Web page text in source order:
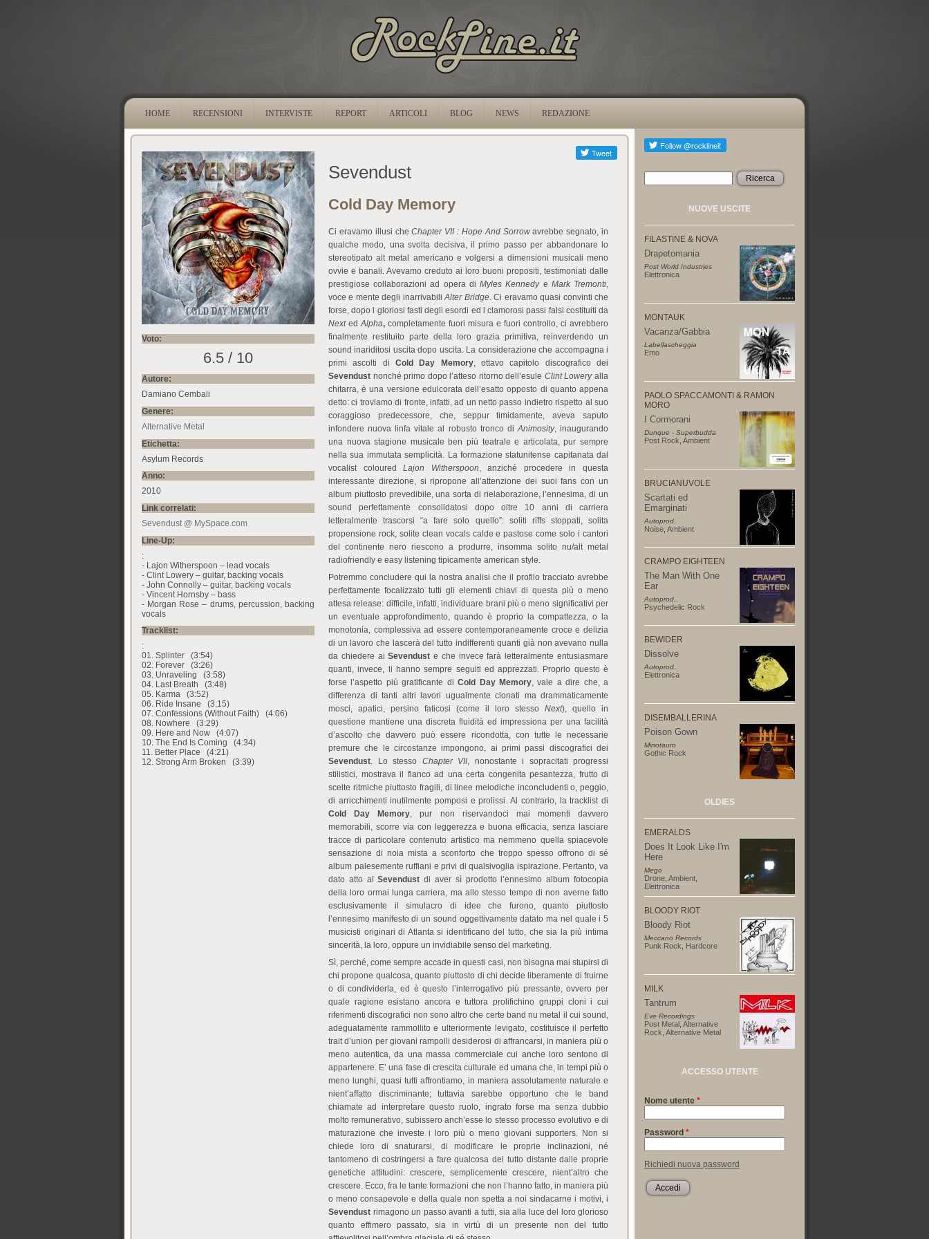
HOME RECENSIONI INTERVISTE REPORT ARTICOLI BLOG NEWS REDAZIONE
Voto:
6.5 / 10
Autore:
Damiano Cembali
Genere:
Alternative Metal
Etichetta:
Asylum Records
Anno:
2010
Link correlati:
Sevendust @ MySpace.com
Line-Up:
:
- Lajon Witherspoon – lead vocals
- Clint Lowery – guitar, backing vocals
- John Connolly – guitar, backing vocals
- Vincent Hornsby – bass
- Morgan Rose – drums, percussion, backing
vocals
Tracklist:
:
01. Splinter (3:54)
02. Forever (3:26)
03. Unraveling (3:58)
04. Last Breath (3:48)
05. Karma (3:52)
06. Ride Insane (3:15)
07. Confessions (Without Faith) (4:06)
08. Nowhere (3:29)
09. Here and Now (4:07)
10. The End Is Coming (4:34)
11. Better Place (4:21)
12. Strong Arm Broken (3:39)
Sevendust
Cold Day Memory
Ci eravamo illusi cheChapter VII : Hope And Sorrowavrebbe segnato, in
qualche modo, una svolta decisiva, il primo passo per abbandonare lo
stereotipato alt metal americano e volgersi a dimensioni musicali meno
ovvie e banali. Avevamo creduto ai loro buoni propositi, testimoniati dalle
prestigiose collaborazioni ad opera diMyles Kennedye Mark Tremonti,
voce e mente degli inarrivabiliAlter Bridge. Ci eravamo quasi convinti che
forse, dopo i gloriosi fasti degli esordi ed i clamorosi passi falsi costituiti da
NextedAlpha, completamente fuori misura e fuori controllo, ci avrebbero
finalmente restituito parte della loro grazia primitiva, reinverdendo un
sound inariditosi uscita dopo uscita. La considerazione che accompagna i
primi ascolti di Cold Day Memory, ottavo capitolo discografico dei
Sevendust nonché primo dopo l’atteso ritorno dell’esule Clint Loweryalla
chitarra, è una versione edulcorata dell’esatto opposto di quanto appena
detto: ci troviamo di fronte, infatti, ad un netto passo indietro rispetto al suo
coraggioso predecessore, che, seppur timidamente, aveva saputo
infondere nuova linfa vitale al robusto tronco diAnimosity, inaugurando
una nuova stagione musicale ben più teatrale e articolata, pur sempre
nella sua immutata semplicità. La formazione statunitense capitanata dal
vocalist colouredLajon Witherspoon, anziché procedere in questa
interessante direzione, si ripropone all’attenzione dei suoi fans con un
album piuttosto prevedibile, una sorta di rielaborazione, l’ennesima, di un
sound perfettamente consolidatosi dopo oltre 10 anni di carriera
letteralmente trascorsi “a fare solo quello”: soliti riffs stoppati, solita
propensione rock, solite clean vocals calde e pastose come solo i cantori
del continente nero riescono a produrre, insomma solito nu/alt metal
radiofriendly e easy listening tipicamente american style.
Potremmo concludere qui la nostra analisi che il profilo tracciato avrebbe
perfettamente focalizzato tutti gli elementi chiavi di questa più o meno
attesa release: difficile, infatti, individuare brani più o meno significativi per
un eventuale approfondimento, quando è proprio la compattezza, o la
monotonia, complessiva ad essere contemporaneamente croce e delizia
di un lavoro che lascerà del tutto indifferenti quanti già non avevano nulla
da chiedere aiSevendust e che invece farà letteralmente entusiasmare
quanti, invece, li hanno sempre seguiti ed apprezzati. Proprio questo è
forse l’aspetto più gratificante diCold Day Memory, vale a dire che, a
differenza di tanti altri lavori ugualmente clonati ma drammaticamente
mosci, apatici, persino faticosi (come il loro stesso Next), quello in
questione mantiene una discreta fluidità ed impressiona per una facilità
d’ascolto che davvero può essere ricondotta, con tutte le necessarie
premure che le circostanze impongono, ai primi passi discografici dei
Sevendust. Lo stesso Chapter VII, nonostante i sopracitati progressi
stilistici, mostrava il fianco ad una certa congenita pesantezza, frutto di
scelte ritmiche piuttosto fragili, di linee melodiche inconcludenti o, peggio,
di arricchimenti inutilmente pomposi e prolissi. Al contrario, la tracklist di
Cold Day Memory, pur non riservandoci mai momenti davvero
memorabili, scorre via con leggerezza e buona efficacia, senza lasciare
tracce di particolare contenuto artistico ma nemmeno quella spiacevole
sensazione di noia mista a sconforto che troppo spesso offrono di sé
album palesemente ruffiani e privi di qualsivoglia ispirazione. Pertanto, va
dato atto aiSevendust di aver sì prodotto l’ennesimo album fotocopia
della loro ormai lunga carriera, ma allo stesso tempo di non averne fatto
esclusivamente il simulacro di idee che furono, quanto piuttosto
l’ennesimo manifesto di un sound oggettivamente datato ma nel quale i 5
musicisti originari di Atlanta si identificano del tutto, che sia la più intima
sincerità, la loro, oppure un invidiabile senso del marketing.
Sì, perché, come sempre accade in questi casi, non bisogna mai stupirsi di
chi propone qualcosa, quanto piuttosto di chi decide liberamente di fruirne
o di condividerla, ed è questo l’interrogativo più pressante, ovvero per
quale ragione esistano ancora e tuttora prolifichino gruppi cloni i cui
riferimenti discografici non sono altro che certe band nu metal il cui sound,
adeguatamente rammollito e ulteriormente levigato, costituisce il perfetto
trait d’union per giovani rampolli desiderosi di affrancarsi, in maniera più o
meno autentica, da una massa commerciale cui anche loro sentono di
appartenere. E’ una fase di crescita culturale ed umana che, in tempi più o
meno lunghi, quasi tutti affrontiamo, in maniera assolutamente naturale e
nient’affatto discriminante; tuttavia sarebbe opportuno che le band
chiamate ad interpretare questo ruolo, ingrato forse ma senza dubbio
molto remunerativo, subissero anch’esse lo stesso processo evolutivo e di
maturazione che investe i loro più o meno giovani supporters. Non si
chiede loro di snaturarsi, di modificare le proprie inclinazioni, né
tantomeno di costringersi a fare qualcosa del tutto distante dalle proprie
genetiche attitudini: crescere, semplicemente crescere, nient’altro che
crescere. Ecco, fra le tante formazioni che non l’hanno fatto, in maniera più
o meno consapevole e della quale non spetta a noi sindacarne i motivi, i
Sevendust rimagono un passo avanti a tutti, sia alla luce del loro glorioso
quanto effimero passato, sia in virtù di un presente non del tutto
Form di ricerca
Ricerca
NUOVE USCITE
FILASTINE & NOVA
Drapetomania
Post World Industries
Elettronica
MONTAUK
Vacanza/Gabbia
Labellascheggia
Emo
PAOLO SPACCAMONTI & RAMON
MORO
I Cormorani
Dunque - Superbudda
Post Rock Ambient
BRUCIANUVOLE
Scartati ed
Emarginati
Autoprod.
Noise Ambient
CRAMPO EIGHTEEN
The Man With One
Ear
Autoprod..
Psychedelic Rock
BEWIDER
Dissolve
Autoprod..
Elettronica
DISEMBALLERINA
Poison Gown
Minotauro
Gothic Rock
OLDIES
EMERALDS
Does It Look Like I'm
Here
Mego
Drone Ambient
Elettronica
BLOODY RIOT
Bloody Riot
Meccano Records
Punk Rock Hardcore
MILK
Tantrum
Eve Recordings
Post Metal Alternative
Rock Alternative Metal
ACCESSO UTENTE
Nome utente *
Password *
Richiedi nuova password